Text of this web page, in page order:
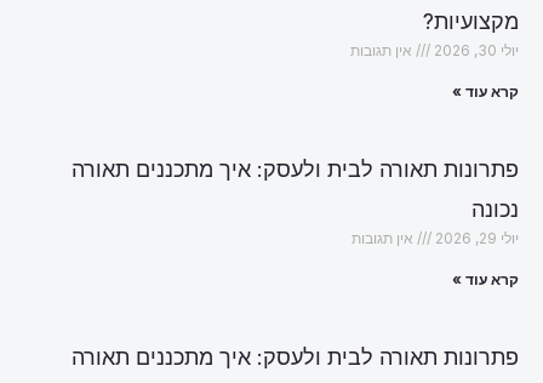
מקצועיות?
יולי 30, 2026 אין תגובות
קרא עוד »
פתרונות תאורה לבית ולעסק: איך מתכננים תאורה
נכונה
יולי 29, 2026 אין תגובות
קרא עוד »
פתרונות תאורה לבית ולעסק: איך מתכננים תאורה